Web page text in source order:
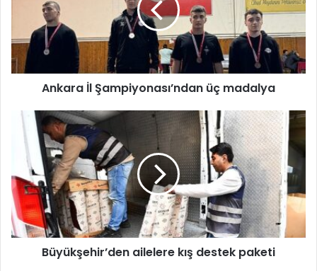
İ
l
Ş
n
a
s
ı
’
Ankara İl Şampiyonası’ndan üç madalya
k
ş
e
h
i
Büyükşehir’den ailelere kış destek paketi